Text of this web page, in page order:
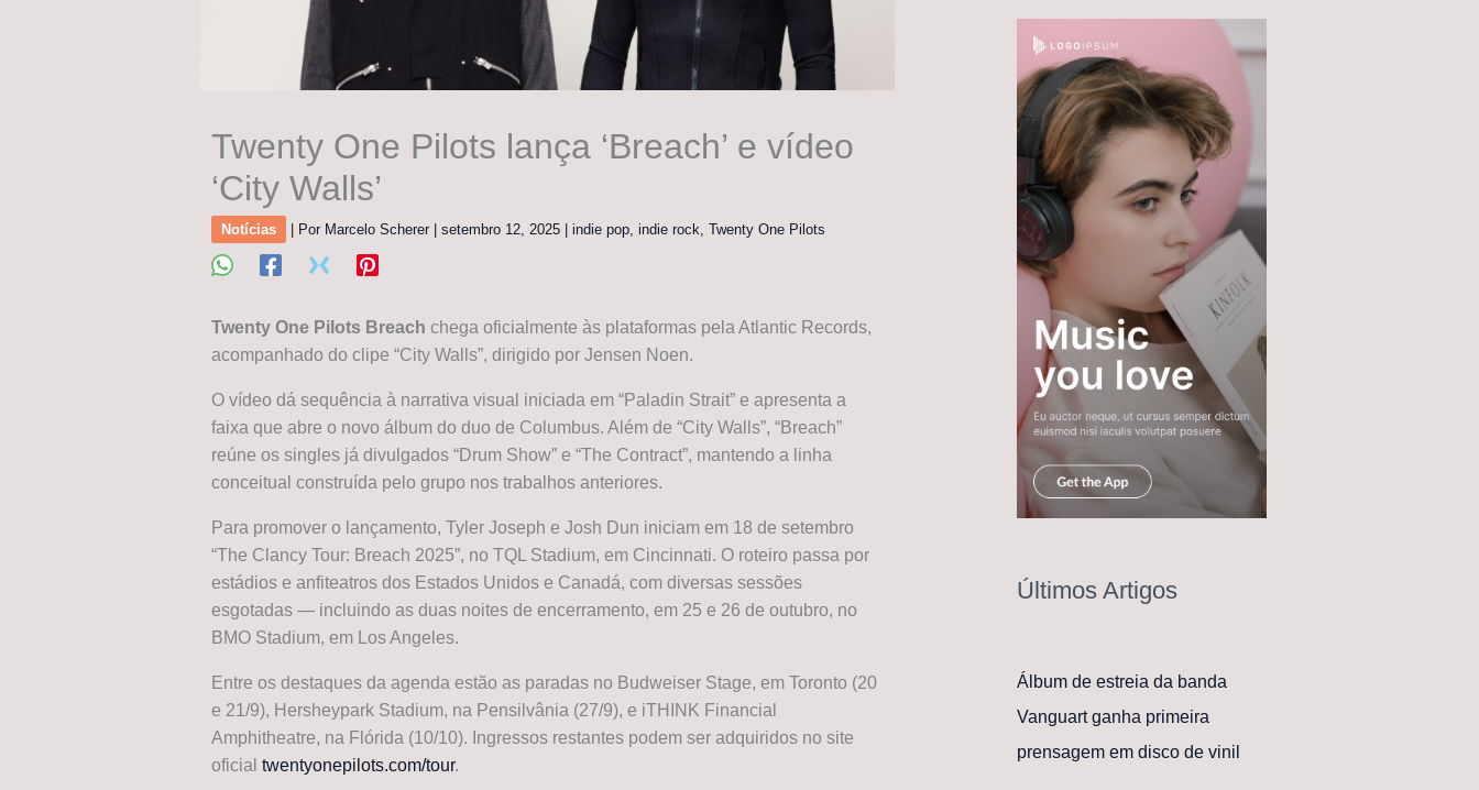
Twenty One Pilots lança ‘Breach’ e vídeo
‘City Walls’
Notícias | Por Marcelo Scherer | setembro 12, 2025 | indie pop indie rock Twenty One Pilots
Twenty One Pilots Breach chega oficialmente às plataformas pela Atlantic Records,
acompanhado do clipe “City Walls”, dirigido por Jensen Noen.
O vídeo dá sequência à narrativa visual iniciada em “Paladin Strait” e apresenta a
faixa que abre o novo álbum do duo de Columbus. Além de “City Walls”, “Breach”
reúne os singles já divulgados “Drum Show” e “The Contract”, mantendo a linha
conceitual construída pelo grupo nos trabalhos anteriores.
Para promover o lançamento, Tyler Joseph e Josh Dun iniciam em 18 de setembro
“The Clancy Tour: Breach 2025”, no TQL Stadium, em Cincinnati. O roteiro passa por
estádios e anfiteatros dos Estados Unidos e Canadá, com diversas sessões
esgotadas — incluindo as duas noites de encerramento, em 25 e 26 de outubro, no
BMO Stadium, em Los Angeles.
Entre os destaques da agenda estão as paradas no Budweiser Stage, em Toronto (20
e 21/9), Hersheypark Stadium, na Pensilvânia (27/9), e iTHINK Financial
Amphitheatre, na Flórida (10/10). Ingressos restantes podem ser adquiridos no site
oficial twentyonepilots.com/tour.
Últimos Artigos
Álbum de estreia da banda
Vanguart ganha primeira
prensagem em disco de vinil